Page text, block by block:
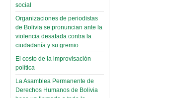
social
Organizaciones de periodistas
de Bolivia se pronuncian ante la
violencia desatada contra la
ciudadanía y su gremio
El costo de la improvisación
política
La Asamblea Permanente de
Derechos Humanos de Bolivia